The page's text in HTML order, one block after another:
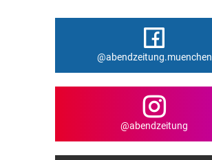
@abendzeitung.muenchen
@abendzeitung